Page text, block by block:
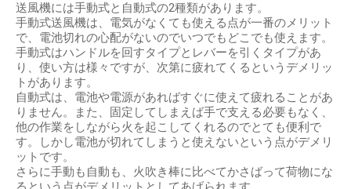
送風機には手動式と自動式の2種類があります。
手動式送風機は、電気がなくても使える点が一番のメリット
で、電池切れの心配がないのでいつでもどこでも使えます。
手動式はハンドルを回すタイプとレバーを引くタイプがあ
り、使い方は様々ですが、次第に疲れてくるというデメリッ
トがあります。
自動式は、電池や電源があればすぐに使えて疲れることがあ
りません。また、固定してしまえば手で支える必要もなく、
他の作業をしながら火を起こしてくれるのでとても便利で
す。しかし電池が切れてしまうと使えないという点がデメリ
ットです。
さらに手動も自動も、火吹き棒に比べてかさばって荷物にな